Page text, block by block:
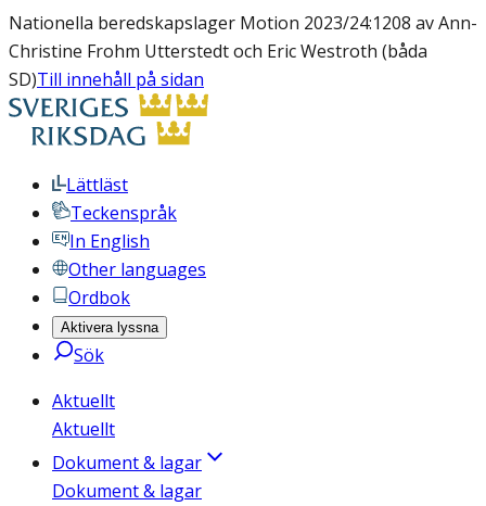
Nationella beredskapslager Motion 2023/24:1208 av Ann-
Christine Frohm Utterstedt och Eric Westroth (båda
SD)Till innehåll på sidan
Lättläst
Teckenspråk
In English
Other languages
Ordbok
Aktivera lyssna
Sök
Aktuellt
Aktuellt
Dokument & lagar
Dokument & lagar